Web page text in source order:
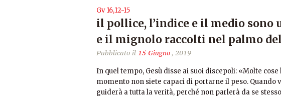
Gv 16,12-15
il pollice, l’indice e il medio sono
e il mignolo raccolti nel palmo
Pubblicato il 15 Giugno, 2019
In quel tempo, Gesù disse ai suoi discepoli: «Molte
momento non siete capaci di portarne il peso. Quando
guiderà a tutta la verità, perché non parlerà da se